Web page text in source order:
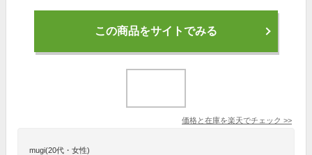
この商品をサイトでみる
価格と在庫を楽天でチェック >>
mugi(20代・女性)